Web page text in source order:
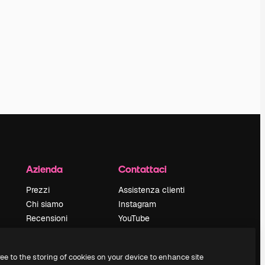
Azienda
Prezzi
Chi siamo
Recensioni
Blog
Contattaci
Assistenza clienti
Instagram
YouTube
Discord
to the storing of cookies on your device to enhance site